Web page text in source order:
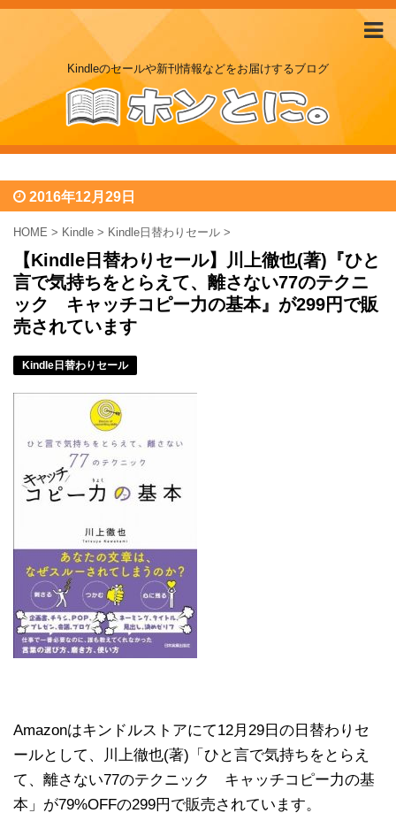
Kindleのセールや新刊情報などをお届けするブログ
2016年12月29日
HOME > Kindle > Kindle日替わりセール >
【Kindle日替わりセール】川上徹也(著)『ひと
言で気持ちをとらえて、離さない77のテクニ
ック キャッチコピー力の基本』が299円で販
売されています
Kindle日替わりセール
Amazonはキンドルストアにて12月29日の日替わりセ
ールとして、川上徹也(著)「ひと言で気持ちをとらえ
て、離さない77のテクニック キャッチコピー力の基
本」が79%OFFの299円で販売されています。